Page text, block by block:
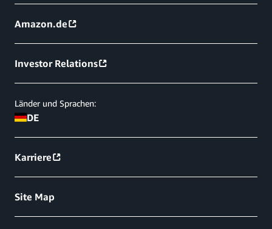
Amazon.de
Investor Relations
Länder und Sprachen:
DE
Karriere
Site Map